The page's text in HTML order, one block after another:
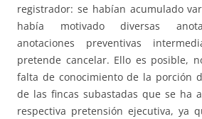
registrador: se habían acumulado
había motivado diversas
anotaciones preventivas
pretende cancelar. Ello es posible,
falta de conocimiento de la porción
de las fincas subastadas que se ha
respectiva pretensión ejecutiva, ya